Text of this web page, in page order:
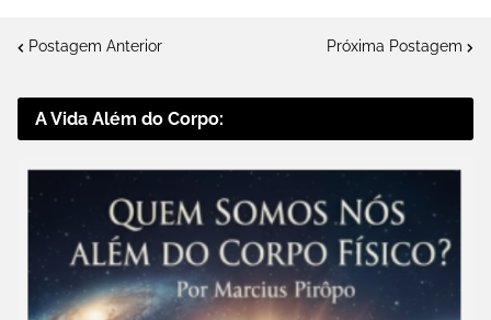
Postagem Anterior Próxima Postagem
A Vida Além do Corpo: